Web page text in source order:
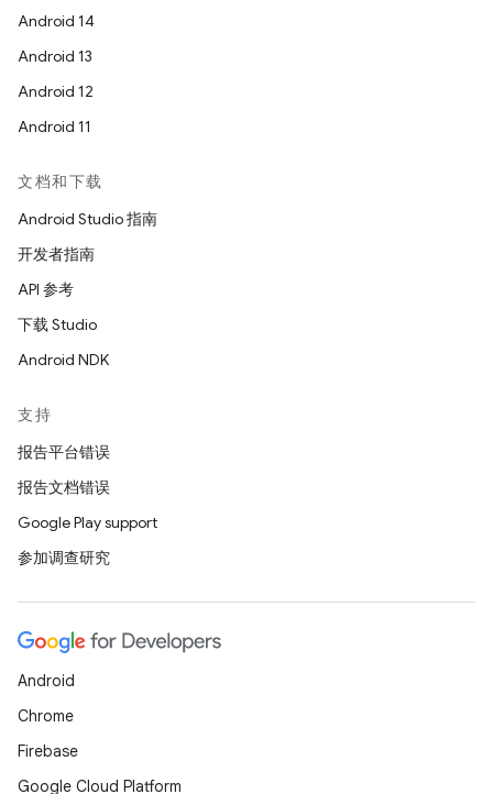
Android 14
Android 13
Android 12
Android 11
文档和下载
Android Studio 指南
开发者指南
API 参考
下载 Studio
Android NDK
支持
报告平台错误
报告文档错误
Google Play support
参加调查研究
Android
Chrome
Firebase
Google Cloud Platform